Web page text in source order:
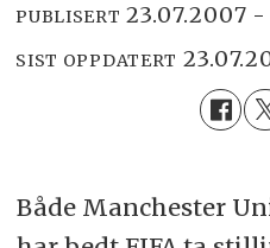
PUBLISERT 23.07.2007 -
SIST OPPDATERT
Både Manchester